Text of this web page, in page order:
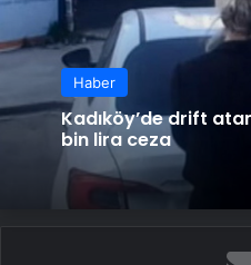
Haber
Kadıköy’de drift
bin lira ceza